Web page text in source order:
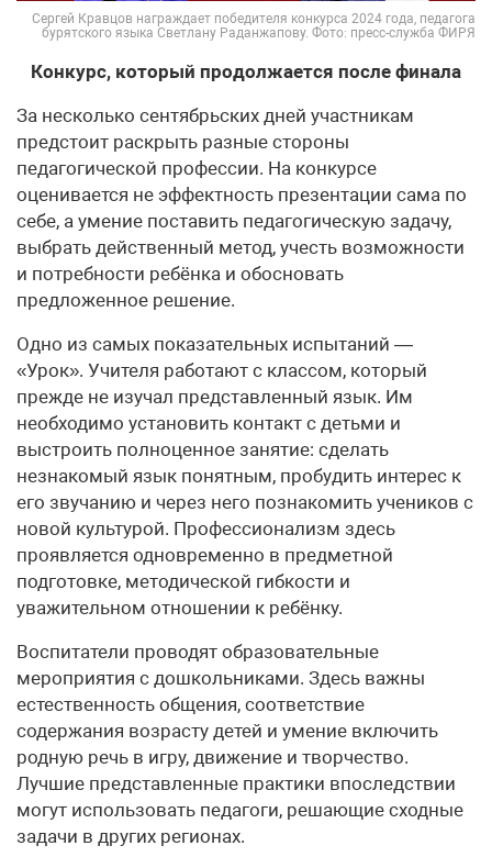
Сергей Кравцов награждает победителя конкурса 2024 года, педагога
бурятского языка Светлану Раданжапову. Фото: пресс-служба ФИРЯ
Конкурс, который продолжается после финала
За несколько сентябрьских дней участникам
предстоит раскрыть разные стороны
педагогической профессии. На конкурсе
оценивается не эффектность презентации сама по
себе, а умение поставить педагогическую задачу,
выбрать действенный метод, учесть возможности
и потребности ребёнка и обосновать
предложенное решение.
Одно из самых показательных испытаний —
«Урок». Учителя работают с классом, который
прежде не изучал представленный язык. Им
необходимо установить контакт с детьми и
выстроить полноценное занятие: сделать
незнакомый язык понятным, пробудить интерес к
его звучанию и через него познакомить учеников с
новой культурой. Профессионализм здесь
проявляется одновременно в предметной
подготовке, методической гибкости и
уважительном отношении к ребёнку.
Воспитатели проводят образовательные
мероприятия с дошкольниками. Здесь важны
естественность общения, соответствие
содержания возрасту детей и умение включить
родную речь в игру, движение и творчество.
Лучшие представленные практики впоследствии
могут использовать педагоги, решающие сходные
задачи в других регионах.